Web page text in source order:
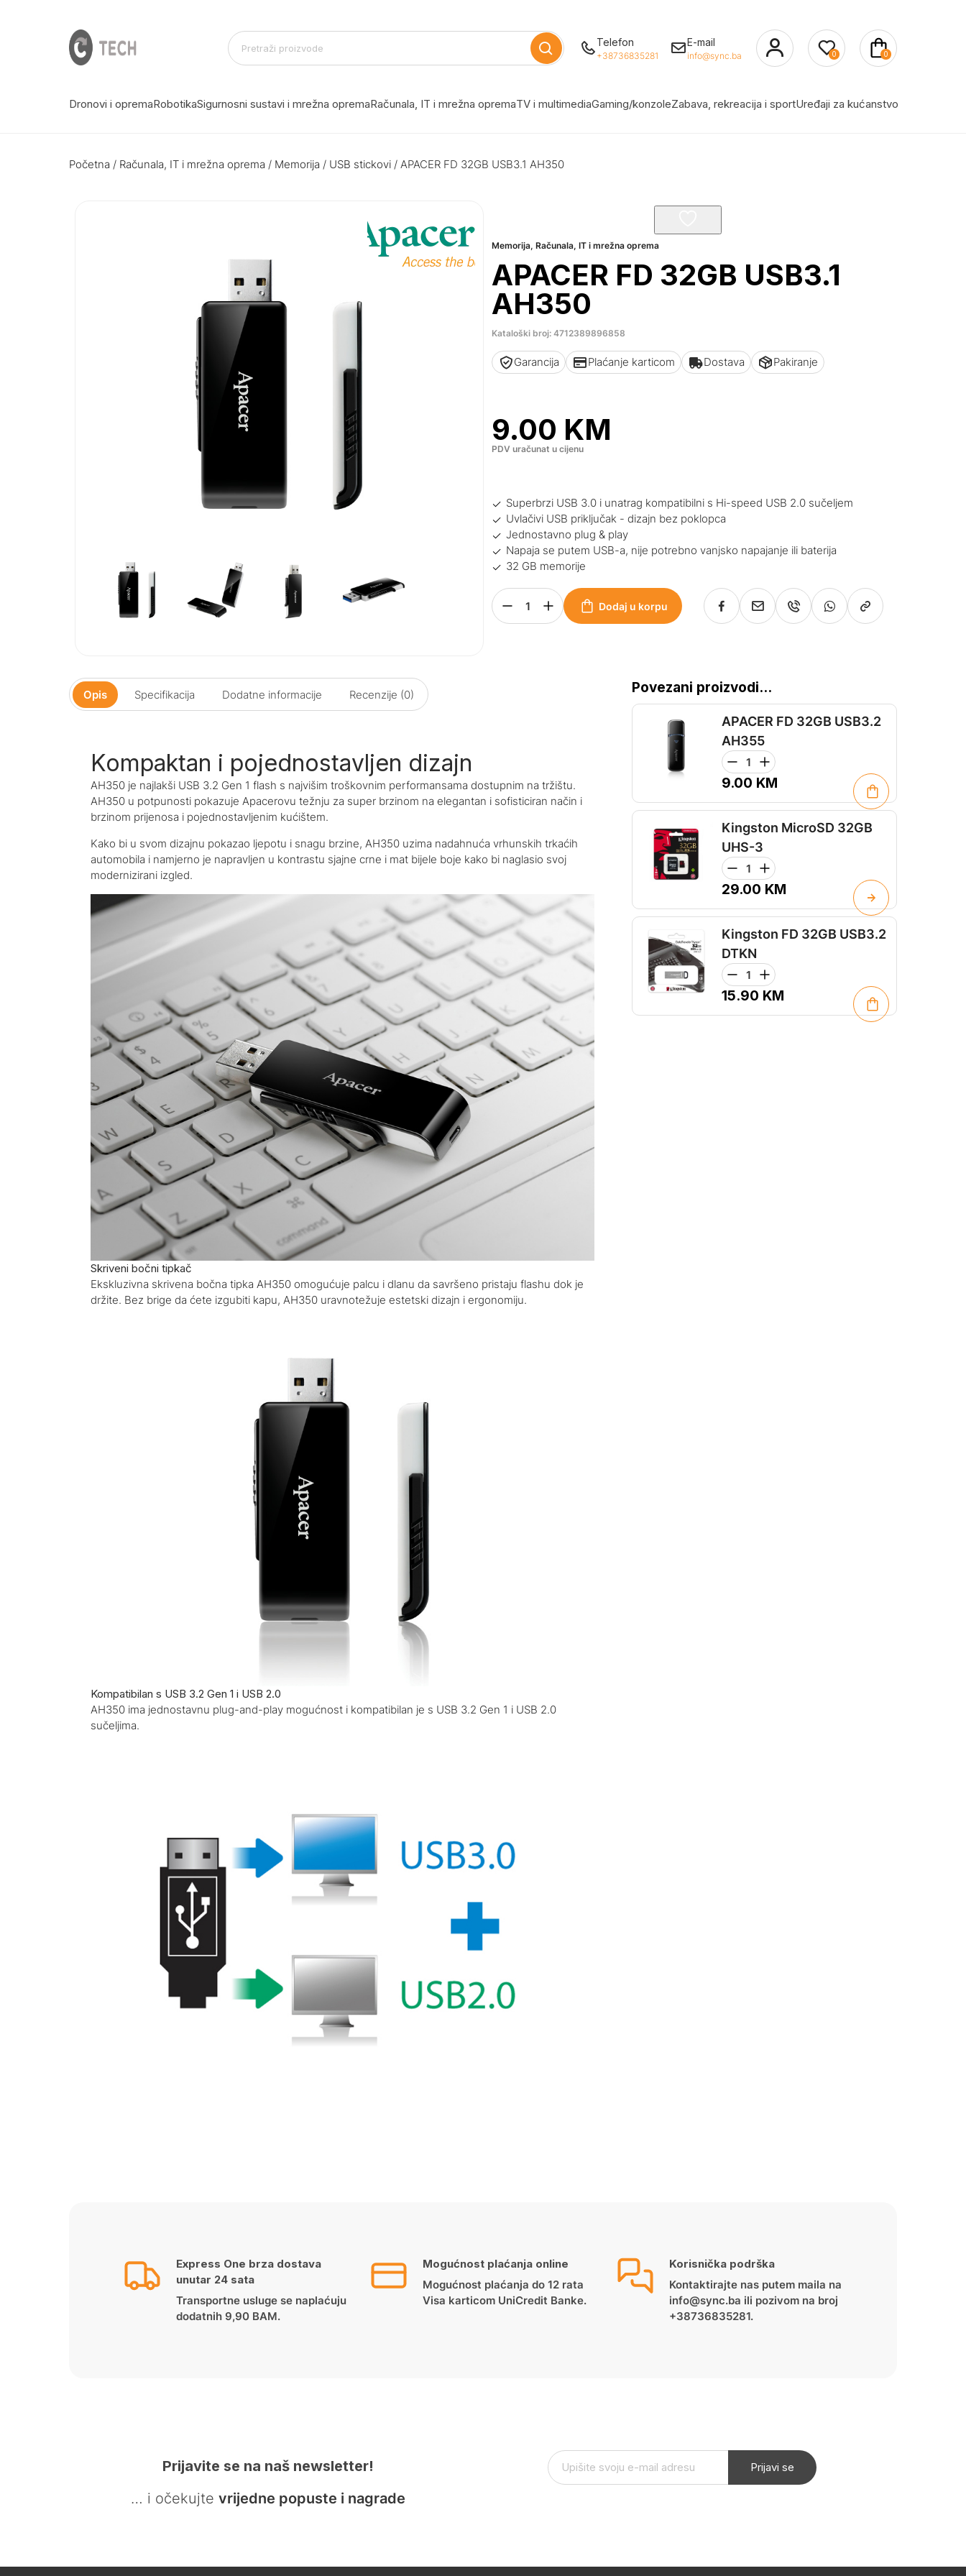
Telefon
+38736835281
E-mail
info@sync.ba 0 0
Dronovi i opremaRobotikaSigurnosni sustavi i mrežna opremaRačunala, IT i mrežna opremaTV i multimediaGaming/konzoleZabava, rekreacija i sportUređaji za kućanstvo
Početna / Računala, IT i mrežna oprema / Memorija / USB stickovi / APACER FD 32GB USB3.1 AH350
Memorija,Računala, IT i mrežna oprema
APACER FD 32GB USB3.1
AH350
Kataloški broj: 4712389896858
Garancija Plaćanje karticom Dostava Pakiranje
9.00 KM
PDV uračunat u cijenu
Superbrzi USB 3.0 i unatrag kompatibilni s Hi-speed USB 2.0 sučeljem
Uvlačivi USB priključak - dizajn bez poklopca
Jednostavno plug & play
Napaja se putem USB-a, nije potrebno vanjsko napajanje ili baterija
32 GB memorije
Dodaj u korpu
Opis Specifikacija Dodatne informacije Recenzije (0)
Kompaktan i pojednostavljen dizajn
AH350 je najlakši USB 3.2 Gen 1 flash s najvišim troškovnim performansama dostupnim na tržištu.
AH350 u potpunosti pokazuje Apacerovu težnju za super brzinom na elegantan i sofisticiran način i
brzinom prijenosa i pojednostavljenim kućištem.
Kako bi u svom dizajnu pokazao ljepotu i snagu brzine, AH350 uzima nadahnuća vrhunskih trkaćih
automobila i namjerno je napravljen u kontrastu sjajne crne i mat bijele boje kako bi naglasio svoj
modernizirani izgled.
Skriveni bočni tipkač
Ekskluzivna skrivena bočna tipka AH350 omogućuje palcu i dlanu da savršeno pristaju flashu dok je
držite. Bez brige da ćete izgubiti kapu, AH350 uravnotežuje estetski dizajn i ergonomiju.
Kompatibilan s USB 3.2 Gen 1 i USB 2.0
AH350 ima jednostavnu plug-and-play mogućnost i kompatibilan je s USB 3.2 Gen 1 i USB 2.0
sučeljima.
Povezani proizvodi...
APACER FD 32GB USB3.2
AH355
9.00 KM
Kingston MicroSD 32GB
UHS-3
29.00 KM
Kingston FD 32GB USB3.2
DTKN
15.90 KM
Express One brza dostava
unutar 24 sata
Transportne usluge se naplaćuju
dodatnih 9,90 BAM.
Mogućnost plaćanja online
Mogućnost plaćanja do 12 rata
Visa karticom UniCredit Banke.
Korisnička podrška
Kontaktirajte nas putem maila na
info@sync.ba ili pozivom na broj
+38736835281.
Prijavite se na naš newsletter!
… i očekujte vrijedne popuste i nagrade
Prijavi se